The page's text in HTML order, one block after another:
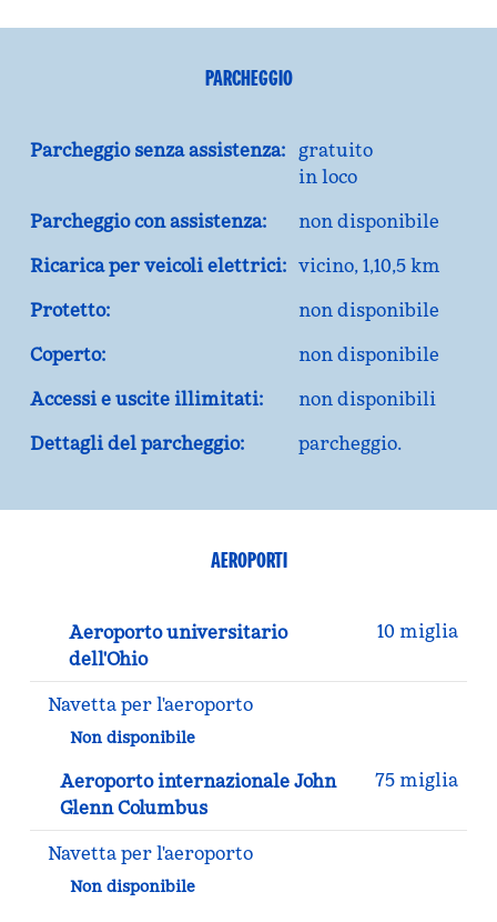
PARCHEGGIO
Parcheggio senza assistenza:
gratuito
in loco
Parcheggio con assistenza:
non disponibile
Ricarica per veicoli elettrici: vicino, 1,10,5 km
Protetto:
non disponibile
Coperto:
non disponibile
Accessi e uscite illimitati:
non disponibili
Dettagli del parcheggio:
parcheggio.
AEROPORTI
Aeroporto universitario
dell'Ohio
10 miglia
Navetta per l'aeroporto
Non disponibile
Aeroporto internazionale John
Glenn Columbus
75 miglia
Navetta per l'aeroporto
Non disponibile